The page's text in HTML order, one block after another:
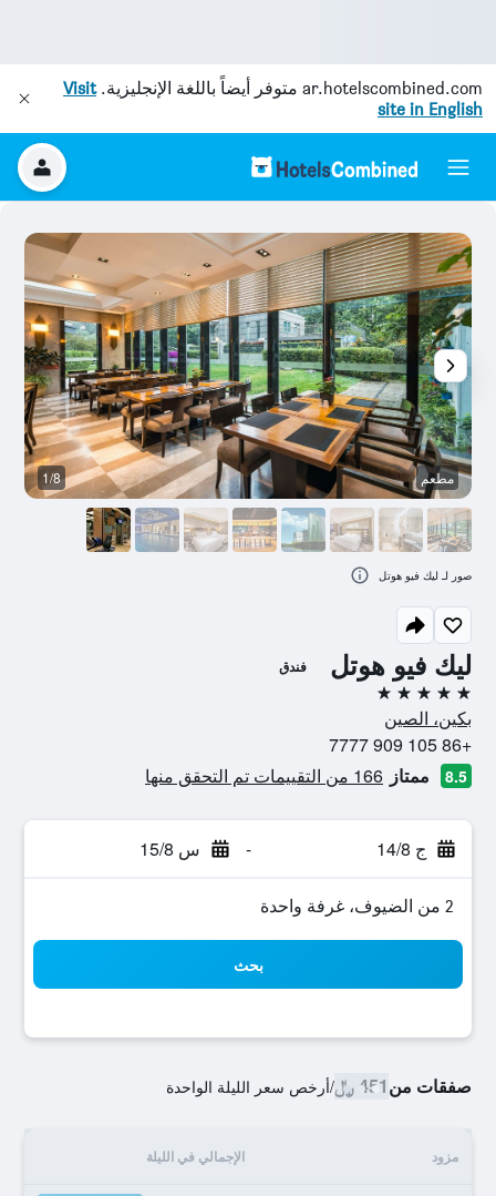
ar.hotelscombined.com متوفر أيضاً باللغة الإنجليزية.Visit
site in English
ليك فيو هوتل فندق
5 نجوم
بكين، الصين
+86 105 909 7777
8.5 ممتاز 166 من التقييمات تم التحقق منها
ج 14/8 - س 15/8
2 من الضيوف، غرفة واحدة
بحث
صفقات من451 ﷼ /أرخص سعر الليلة الواحدة
مزود الإجمالي في الليلة
مطعم 1/8
صور لـ ليك فيو هوتل